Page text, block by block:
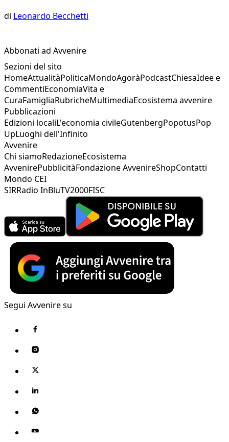
di Leonardo Becchetti
Abbonati ad Avvenire
Sezioni del sito
HomeAttualitàPoliticaMondoAgoràPodcastChiesaIdee e
CommentiEconomiaVita e
CuraFamigliaRubricheMultimediaEcosistema avvenire
Pubblicazioni
Edizioni localiL'economia civileGutenbergPopotusPop
UpLuoghi dell'Infinito
Avvenire
Chi siamoRedazioneEcosistema
AvvenirePubblicitàFondazione AvvenireShopContatti
Mondo CEI
SIRRadio InBluTV2000FISC
Segui Avvenire su